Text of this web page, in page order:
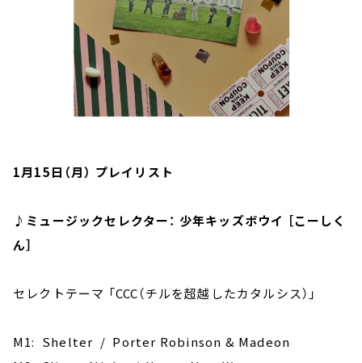
1月15日（月） プレイリスト
♪ミュージックセレクター： 少年キッズボウイ ［こーしく
ん］
セレクトテーマ 「CCC（チルを超越したカタルシス）」
M1: Shelter / Porter Robinson & Madeon